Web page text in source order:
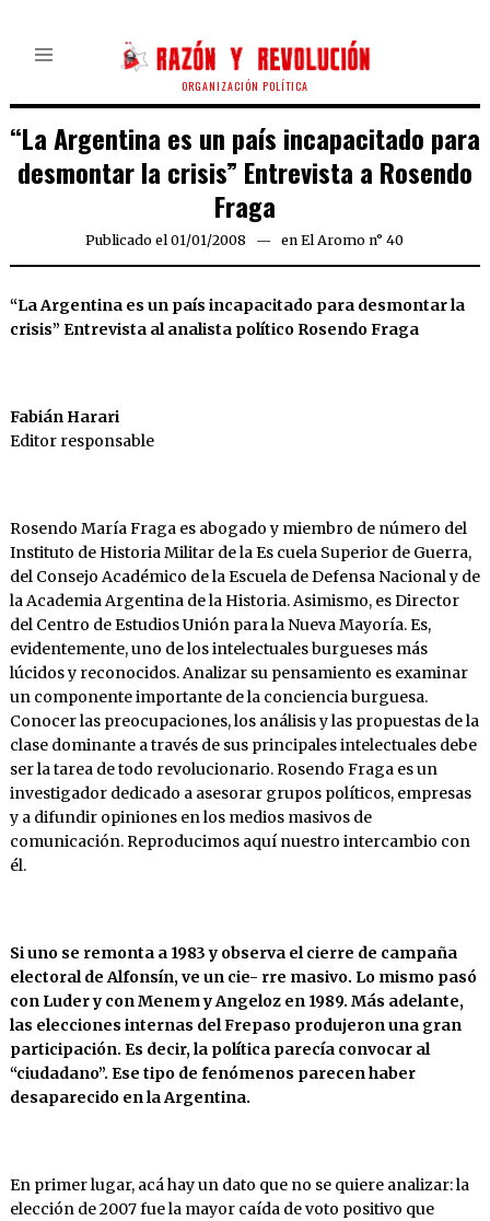
ORGANIZACIÓN POLÍTICA
“La Argentina es un país incapacitado para
desmontar la crisis” Entrevista a Rosendo
Fraga
Publicado el 01/01/2008 24/03/2020
en El Aromo n° 40
“La Argentina es un país incapacitado para desmontar la
crisis” Entrevista al analista político Rosendo Fraga
Fabián Harari
Editor responsable
Rosendo María Fraga es abogado y miembro de número del
Instituto de Historia Militar de la Es cuela Superior de Guerra,
del Consejo Académico de la Escuela de Defensa Nacional y de
la Academia Argentina de la Historia. Asimismo, es Director
del Centro de Estudios Unión para la Nueva Mayoría. Es,
evidentemente, uno de los intelectuales burgueses más
lúcidos y reconocidos. Analizar su pensamiento es examinar
un componente importante de la conciencia burguesa.
Conocer las preocupaciones, los análisis y las propuestas de la
clase dominante a través de sus principales intelectuales debe
ser la tarea de todo revolucionario. Rosendo Fraga es un
investigador dedicado a asesorar grupos políticos, empresas
y a difundir opiniones en los medios masivos de
comunicación. Reproducimos aquí nuestro intercambio con
él.
Siuno se remonta a 1983 y observa el cierre de campaña
electoral de Alfonsín, ve un cie- rre masivo. Lo mismo pasó
con Luder y con Menem y Angeloz en 1989. Más adelante,
las elecciones internas del Frepaso produjeron una gran
participación. Es decir, la política parecía convocar al
“ciudadano”. Ese tipo de fenómenos parecen haber
desaparecido en la Argentina.
En primer lugar, acá hay un dato que no se quiere analizar: la
elección de 2007 fue la mayor caída de voto positivo que